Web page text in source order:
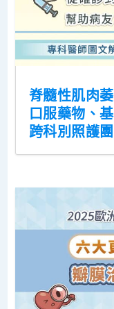
脊髓性肌肉
口服藥物、
跨科別照護